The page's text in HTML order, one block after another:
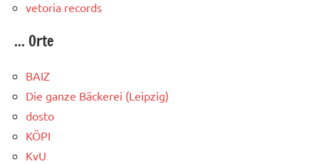
vetoria records
... Orte
BAIZ
Die ganze Bäckerei (Leipzig)
dosto
KÖPI
KvU